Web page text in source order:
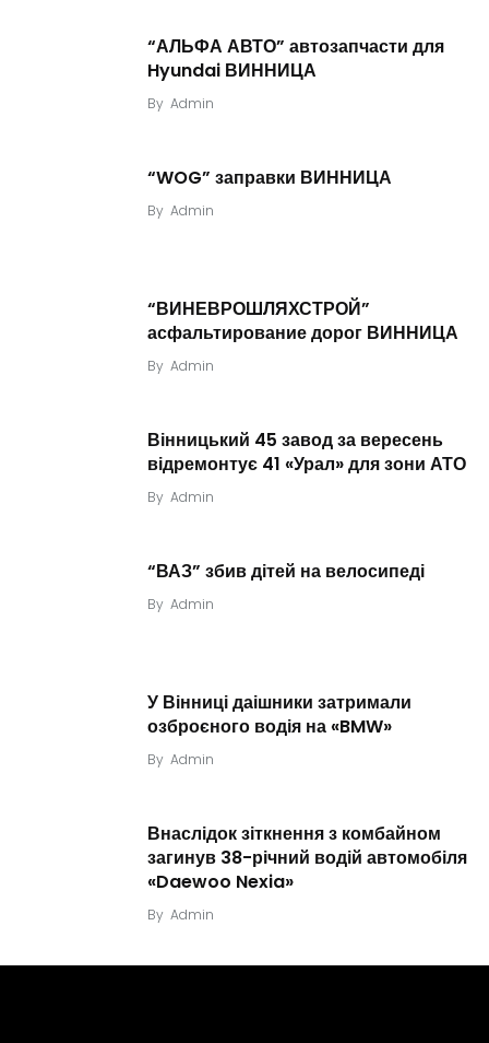
“АЛЬФА АВТО” автозапчасти для
Hyundai ВИННИЦА
By Admin
“WOG” заправки ВИННИЦА
By Admin
“ВИНЕВРОШЛЯХСТРОЙ”
асфальтирование дорог ВИННИЦА
By Admin
Вінницький 45 завод за вересень
відремонтує 41 «Урал» для зони АТО
By Admin
“ВАЗ” збив дітей на велосипеді
By Admin
У Вінниці даішники затримали
озброєного водія на «BMW»
By Admin
Внаслідок зіткнення з комбайном
загинув 38-річний водій автомобіля
«Daewoo Nexia»
By Admin